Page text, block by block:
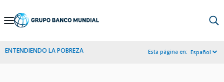
Skip
Navigation
ENTENDIENDO LA POBREZA Esta página en: Español